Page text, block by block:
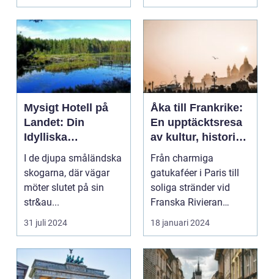
Mysigt Hotell på
Landet: Din
Idylliska
Tillflyktsort i
Småland
I de djupa småländska
skogarna, där vägar
möter slutet på sin
str&au...
31 juli 2024
Åka till Frankrike:
En upptäcktsresa
av kultur, historia
och god mat
Från charmiga
gatukaféer i Paris till
soliga stränder vid
Franska Rivieran
Frankrike erbjuder en
må...
18 januari 2024